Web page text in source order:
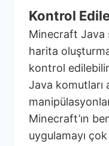
Kontrol
Minecraft Java
harita
kontrol
Java komutları
Minecraft’ın
uygulamayı çok